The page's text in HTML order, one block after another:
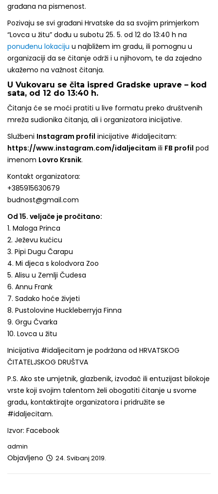
građana na pismenost.
Pozivaju se svi građani Hrvatske da sa svojim primjerkom
“Lovca u žitu” dođu u subotu 25. 5. od 12 do 13:40 h na
ponuđenu lokaciju u najbližem im gradu, ili pomognu u
organizaciji da se čitanje održi i u njihovom, te da zajedno
ukažemo na važnost čitanja.
U Vukovaru se čita ispred Gradske uprave – kod
sata, od 12 do 13:40 h.
Čitanja će se moći pratiti u live formatu preko društvenih
mreža sudionika čitanja, ali i organizatora inicijative.
Službeni Instagram profil inicijative #idaljecitam:
https://www.instagram.com/idaljecitam ili FB profil pod
imenom Lovro Krsnik.
Kontakt organizatora:
+385915630679
budnost@gmail.com
Od 15. veljače je pročitano:
1. Maloga Princa
2. Ježevu kućicu
3. Pipi Dugu Čarapu
4. Mi djeca s kolodvora Zoo
5. Alisu u Zemlji Čudesa
6. Annu Frank
7. Sadako hoće živjeti
8. Pustolovine Huckleberryja Finna
9. Grgu Čvarka
10. Lovca u žitu
Inicijativa #idaljecitam je podržana od HRVATSKOG
ČITATELJSKOG DRUŠTVA
P.S. Ako ste umjetnik, glazbenik, izvođač ili entuzijast bilokoje
vrste koji svojim talentom želi obogatiti čitanje u svome
gradu, kontaktirajte organizatora i pridružite se
#idaljecitam.
Izvor: Facebook
admin
Objavljeno 24. Svibanj 2019.